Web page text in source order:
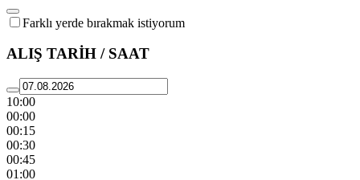
Farklı yerde bırakmak istiyorum
ALIŞ TARİH / SAAT
10:00
00:00
00:15
00:30
00:45
01:00